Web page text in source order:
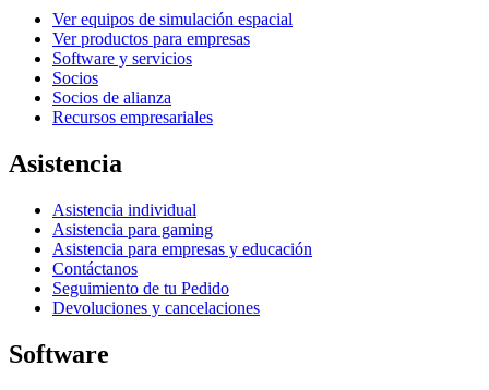
Ver equipos de simulación espacial
Ver productos para empresas
Software y servicios
Socios
Socios de alianza
Recursos empresariales
Asistencia
Asistencia individual
Asistencia para gaming
Asistencia para empresas y educación
Contáctanos
Seguimiento de tu Pedido
Devoluciones y cancelaciones
Software